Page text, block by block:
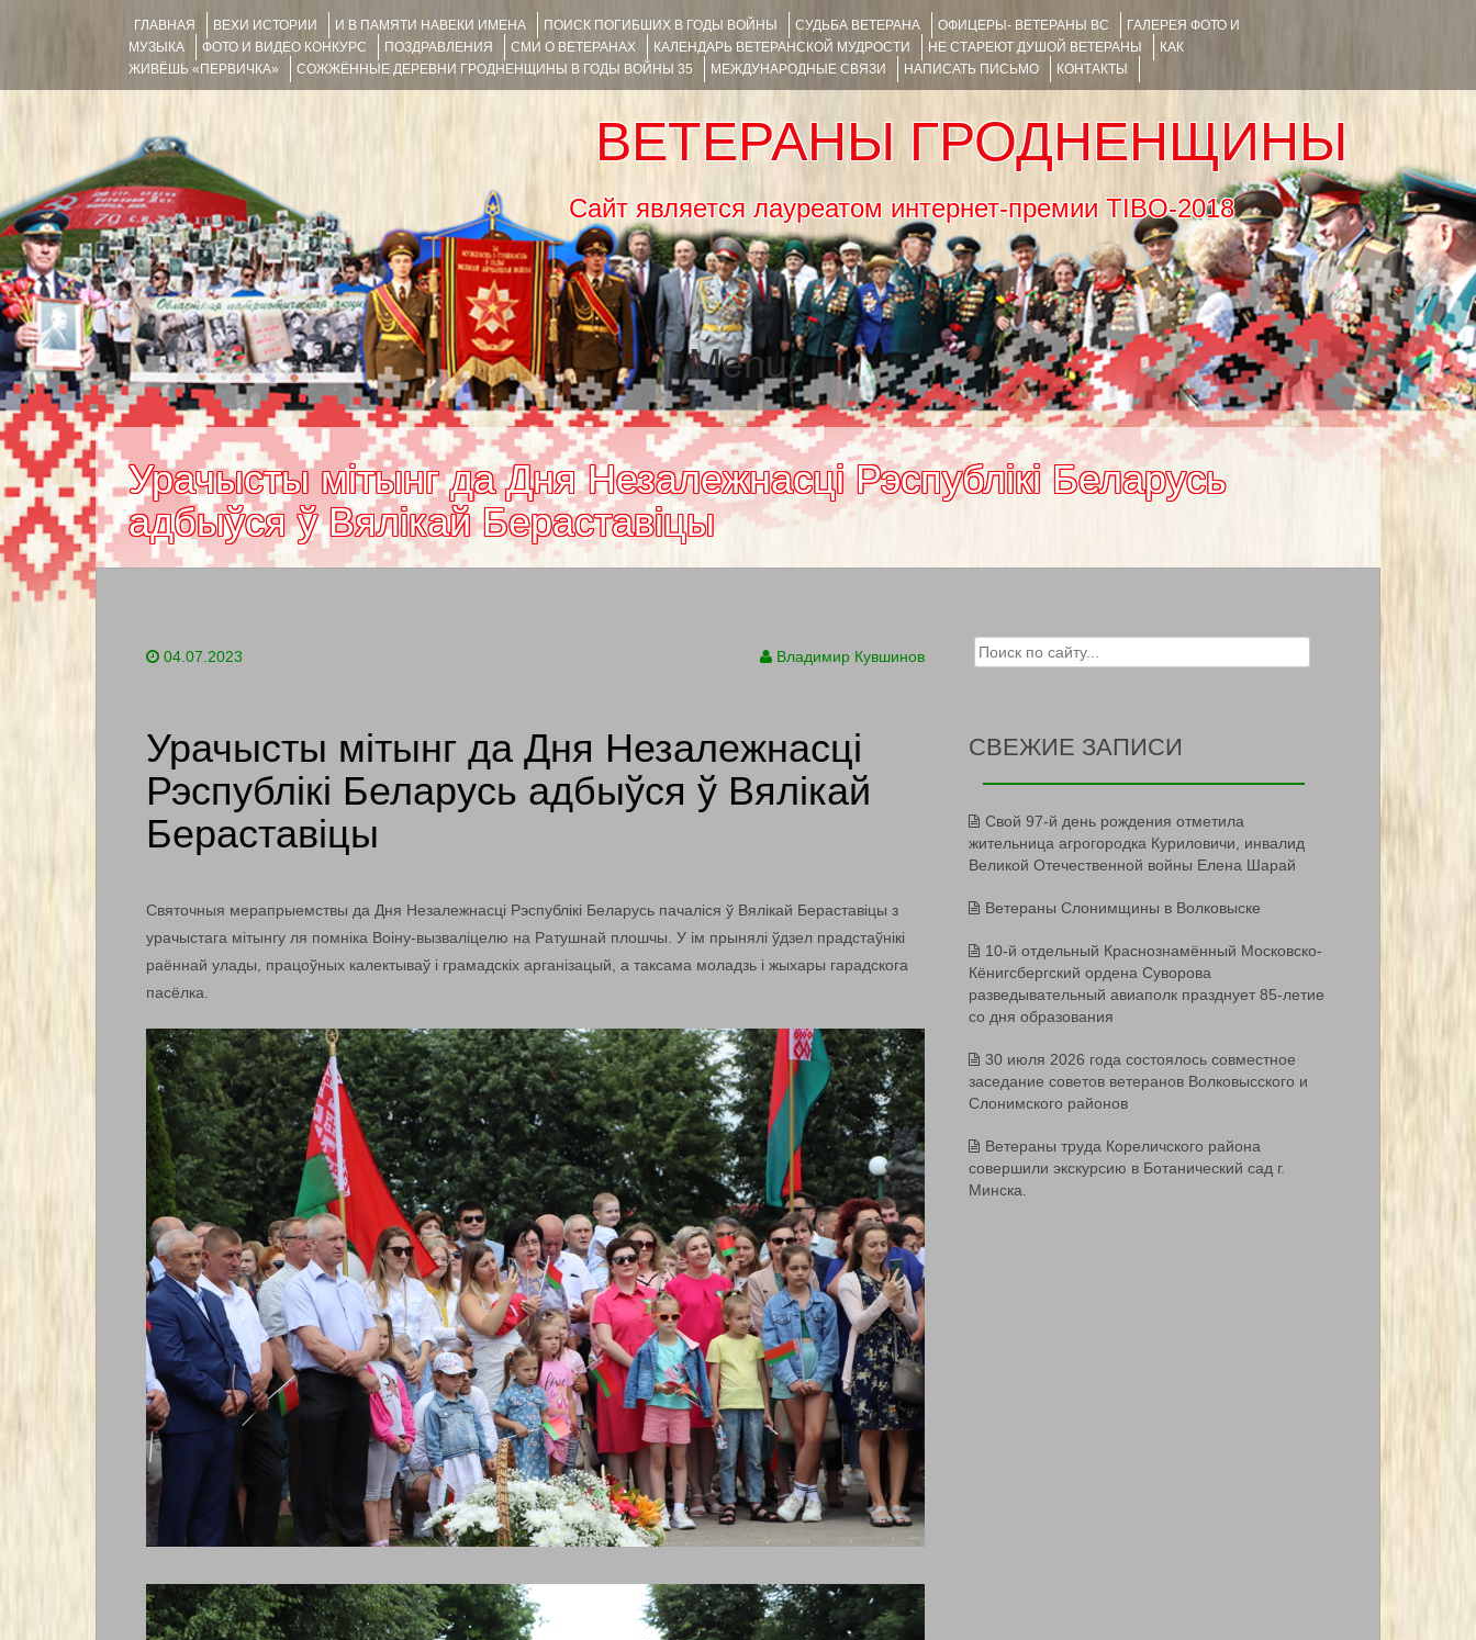
ГЛАВНАЯ ВЕХИ ИСТОРИИ И В ПАМЯТИ НАВЕКИ ИМЕНА ПОИСК ПОГИБШИХ В ГОДЫ ВОЙНЫ СУДЬБА ВЕТЕРАНА ОФИЦЕРЫ- ВЕТЕРАНЫ ВС
ГАЛЕРЕЯ ФОТО И
МУЗЫКА
ФОТО И ВИДЕО КОНКУРС ПОЗДРАВЛЕНИЯ СМИ О ВЕТЕРАНАХ КАЛЕНДАРЬ ВЕТЕРАНСКОЙ МУДРОСТИ НЕ СТАРЕЮТ ДУШОЙ ВЕТЕРАНЫ
КАК
ЖИВЁШЬ «ПЕРВИЧКА»
СОЖЖЁННЫЕ ДЕРЕВНИ ГРОДНЕНЩИНЫ В ГОДЫ ВОЙНЫ 35 МЕЖДУНАРОДНЫЕ СВЯЗИ НАПИСАТЬ ПИСЬМО КОНТАКТЫ
ВЕТЕРАНЫ ГРОДНЕНЩИНЫ
Сайт является лауреатом интернет-премии TIBO-2018
Menu
SKIP TO CONTENT
Урачысты мітынг да Дня Незалежнасці Рэспублікі Беларусь
адбыўся ў Вялікай Бераставіцы
04.07.2023 Владимир Кувшинов
Урачысты мітынг да Дня Незалежнасці
Рэспублікі Беларусь адбыўся ў Вялікай
Бераставіцы
Святочныя мерапрыемствы да Дня Незалежнасці Рэспублікі Беларусь пачаліся ў Вялікай Бераставіцы з
урачыстага мітынгу ля помніка Воіну-вызваліцелю на Ратушнай плошчы. У ім прынялі ўдзел прадстаўнікі
раённай улады, працоўных калектываў і грамадскіх арганізацый, а таксама моладзь і жыхары гарадскога
пасёлка.
Search for:
СВЕЖИЕ ЗАПИСИ
Свой 97-й день рождения отметила
жительница агрогородка Куриловичи, инвалид
Великой Отечественной войны Елена Шарай
Ветераны Слонимщины в Волковыске
10-й отдельный Краснознамённый Московско-
Кёнигсбергский ордена Суворова
разведывательный авиаполк празднует 85-летие
со дня образования
30 июля 2026 года состоялось совместное
заседание советов ветеранов Волковысского и
Слонимского районов
Ветераны труда Кореличского района
совершили экскурсию в Ботанический сад г.
Минска.